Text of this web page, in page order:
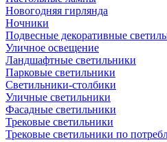
Новогодняя гирлянда
Ночники
Подвесные декоративные
Уличное освещение
Ландшафтные светильники
Парковые светильники
Светильники-столбики
Уличные светильники
Фасадные светильники
Трековые светильники
Трековые светильники по